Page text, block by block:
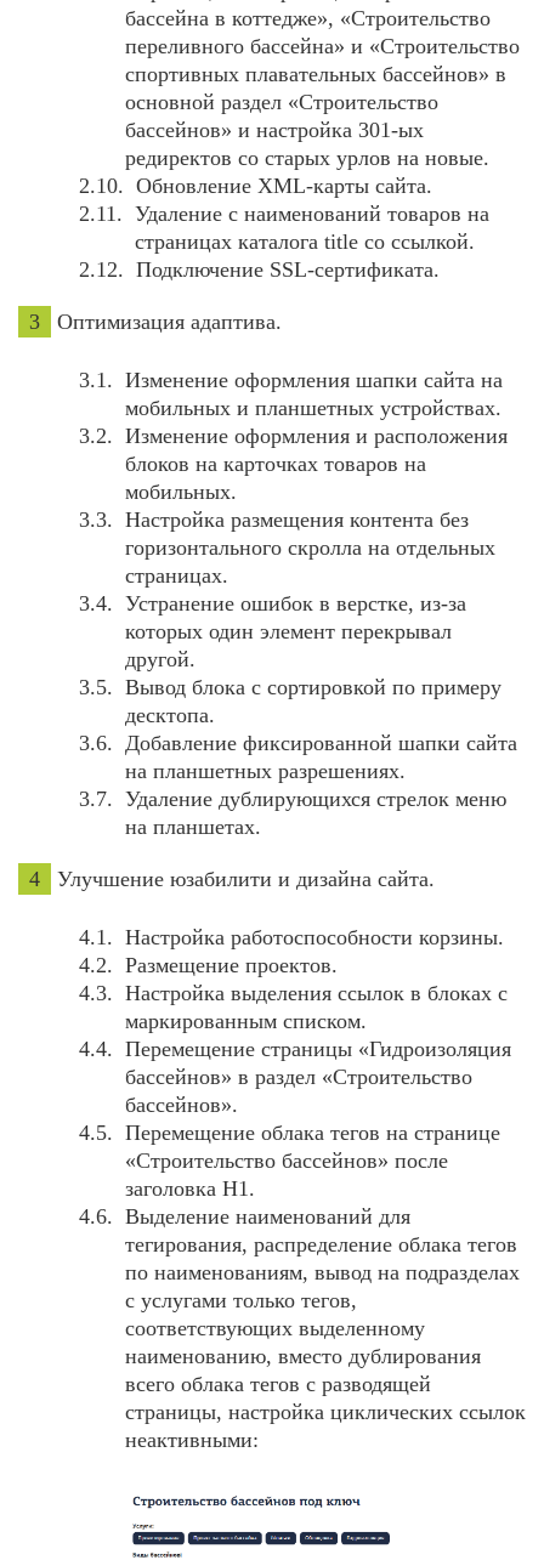
бассейна в коттедже», «Строительство
переливного бассейна» и «Строительство
спортивных плавательных бассейнов» в
основной раздел «Строительство
бассейнов» и настройка 301-ых
редиректов со старых урлов на новые.
Обновление XML-карты сайта.
Удаление с наименований товаров на
страницах каталога title со ссылкой.
Подключение SSL-сертификата.
3 Оптимизация адаптива.
Изменение оформления шапки сайта на
мобильных и планшетных устройствах.
Изменение оформления и расположения
блоков на карточках товаров на
мобильных.
Настройка размещения контента без
горизонтального скролла на отдельных
страницах.
Устранение ошибок в верстке, из-за
которых один элемент перекрывал
другой.
Вывод блока с сортировкой по примеру
десктопа.
Добавление фиксированной шапки сайта
на планшетных разрешениях.
Удаление дублирующихся стрелок меню
на планшетах.
4 Улучшение юзабилити и дизайна сайта.
Настройка работоспособности корзины.
Размещение проектов.
Настройка выделения ссылок в блоках с
маркированным списком.
Перемещение страницы «Гидроизоляция
бассейнов» в раздел «Строительство
бассейнов».
Перемещение облака тегов на странице
«Строительство бассейнов» после
заголовка H1.
Выделение наименований для
тегирования, распределение облака тегов
по наименованиям, вывод на подразделах
с услугами только тегов,
соответствующих выделенному
наименованию, вместо дублирования
всего облака тегов с разводящей
страницы, настройка циклических ссылок
неактивными: